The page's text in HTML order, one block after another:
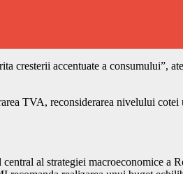
cresterii accentuate a consumului”,
TVA, reconsiderarea nivelului
al strategiei macroeconomice